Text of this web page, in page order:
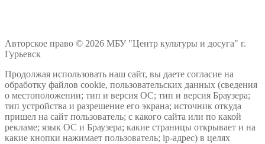
Авторское право © 2026 МБУ "Центр культуры и досуга" г.
Гурьевск
Продолжая использовать наш сайт, вы даете согласие на
обработку файлов cookie, пользовательских данных (сведения
о местоположении; тип и версия ОС; тип и версия Браузера;
тип устройства и разрешение его экрана; источник откуда
пришел на сайт пользователь; с какого сайта или по какой
рекламе; язык ОС и Браузера; какие страницы открывает и на
какие кнопки нажимает пользователь; ip-адрес) в целях